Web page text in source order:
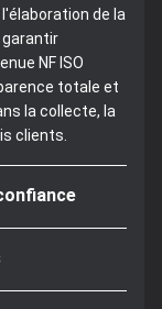
de la
garantir
NF ISO
totale et
la collecte, la
clients.